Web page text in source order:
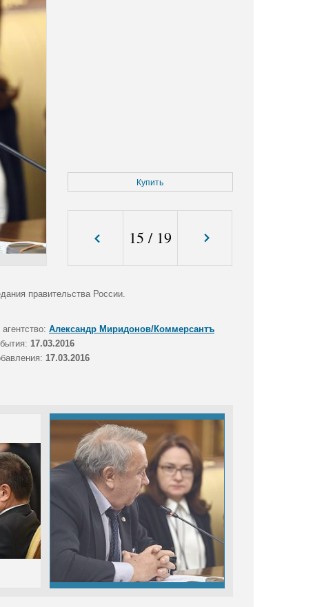
Купить
15 / 19
правительства России.
Александр Миридонов/Коммерсантъ
17.03.2016
17.03.2016